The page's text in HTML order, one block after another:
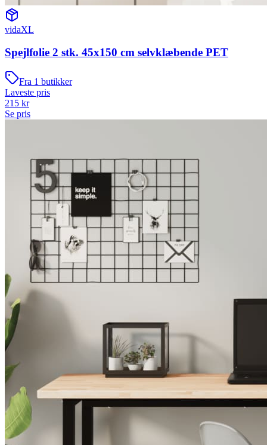
vidaXL
Spejlfolie 2 stk. 45x150 cm selvklæbende PET
Fra 1 butikker
Laveste pris
215 kr
Se pris